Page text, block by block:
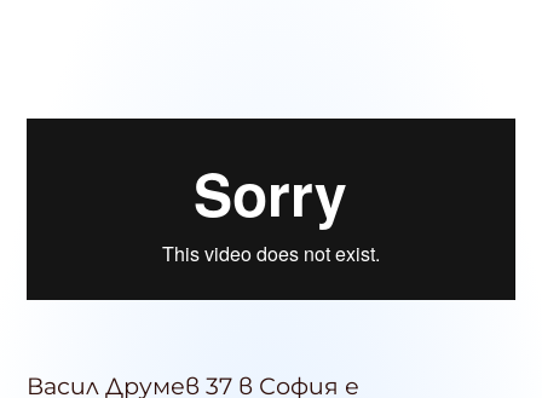
Васил Друмев 37 в София е